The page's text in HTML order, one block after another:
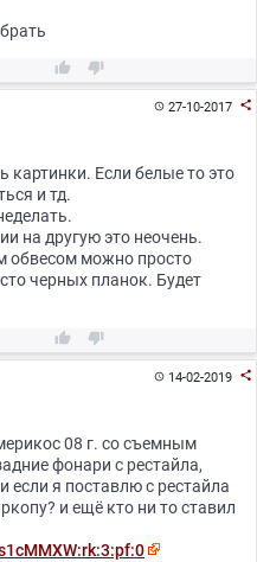
 
27-10-2017 
картинки. Если белые то это
и тд.
на другую это неочень.
обвесом можно просто
черных планок. Будет
 
14-02-2019 
08 г. со съемным
фонари с рестайла,
если я поставлю с рестайла
и ещё кто ни то ставил